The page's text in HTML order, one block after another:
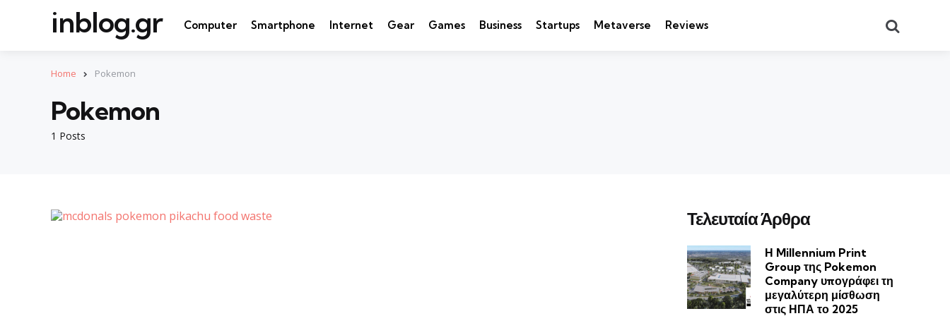
inblog.gr Computer Smartphone Internet Gear Games Business Startups Metaverse Reviews
Home Pokemon
1 Posts
Pokemon
Τελευταία Άρθρα
Η Millennium Print
Group της Pokemon
Company υπογράφει τη
μεγαλύτερη μίσθωση
στις ΗΠΑ το 2025